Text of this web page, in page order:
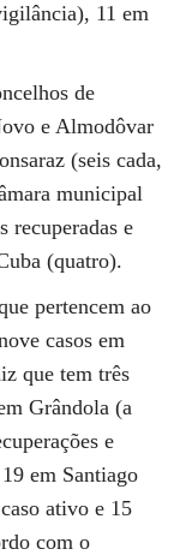
11 em
de
e Almodôvar
(seis cada,
municipal
recuperadas e
(quatro).
pertencem ao
casos em
que tem três
Grândola (a
e
em Santiago
ativo e 15
com o